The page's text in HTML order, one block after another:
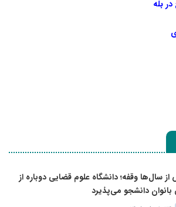
بله
سال‌ها وقفه؛ دانشگاه علوم قضایی دوباره از
بانوان دانشجو می‌پذیرد